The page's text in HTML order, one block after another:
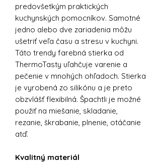
predovšetkým praktických
kuchynských pomocníkov. Samotné
jedno alebo dve zariadenia môžu
ušetriť veľa času a stresu v kuchyni.
Táto trendy farebná stierka od
ThermoTasty uľahčuje varenie a
pečenie v mnohých ohľadoch. Stierka
je vyrobená zo silikónu a je preto
obzvlášť flexibilná. Špachtli je možné
použiť na miešanie, skladanie,
rezanie, škrabanie, plnenie, otáčanie
atď.
Kvalitný materiál